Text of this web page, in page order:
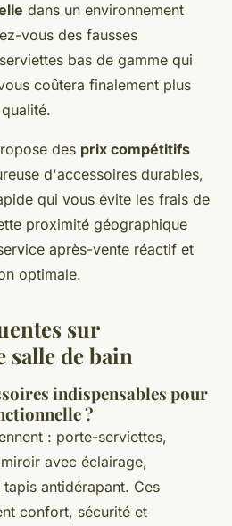
dans un environnement
vous des fausses
bas de gamme qui
coûtera finalement plus
des prix compétitifs
d'accessoires durables,
qui vous évite les frais de
proximité géographique
après-vente réactif et
optimale.
sur
salle de bain
indispensables pour
?
: porte-serviettes,
avec éclairage,
antidérapant. Ces
confort, sécurité et